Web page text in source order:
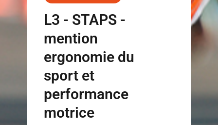
L3 - STAPS -
mention
ergonomie du
sport et
performance
motrice